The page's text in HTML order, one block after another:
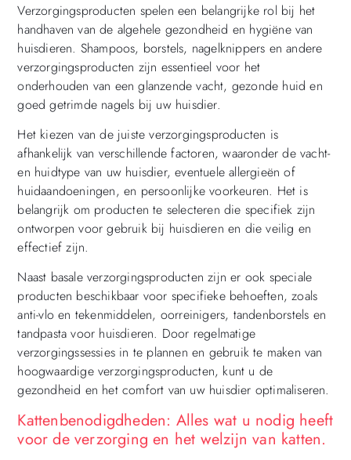
Verzorgingsproducten spelen een belangrijke rol bij het
handhaven van de algehele gezondheid en hygiëne van
huisdieren. Shampoos, borstels, nagelknippers en andere
verzorgingsproducten zijn essentieel voor het
onderhouden van een glanzende vacht, gezonde huid en
goed getrimde nagels bij uw huisdier.
Het kiezen van de juiste verzorgingsproducten is
afhankelijk van verschillende factoren, waaronder de vacht-
en huidtype van uw huisdier, eventuele allergieën of
huidaandoeningen, en persoonlijke voorkeuren. Het is
belangrijk om producten te selecteren die specifiek zijn
ontworpen voor gebruik bij huisdieren en die veilig en
effectief zijn.
Naast basale verzorgingsproducten zijn er ook speciale
producten beschikbaar voor specifieke behoeften, zoals
anti-vlo en tekenmiddelen, oorreinigers, tandenborstels en
tandpasta voor huisdieren. Door regelmatige
verzorgingssessies in te plannen en gebruik te maken van
hoogwaardige verzorgingsproducten, kunt u de
gezondheid en het comfort van uw huisdier optimaliseren.
Kattenbenodigdheden: Alles wat u nodig heeft
voor de verzorging en het welzijn van katten.